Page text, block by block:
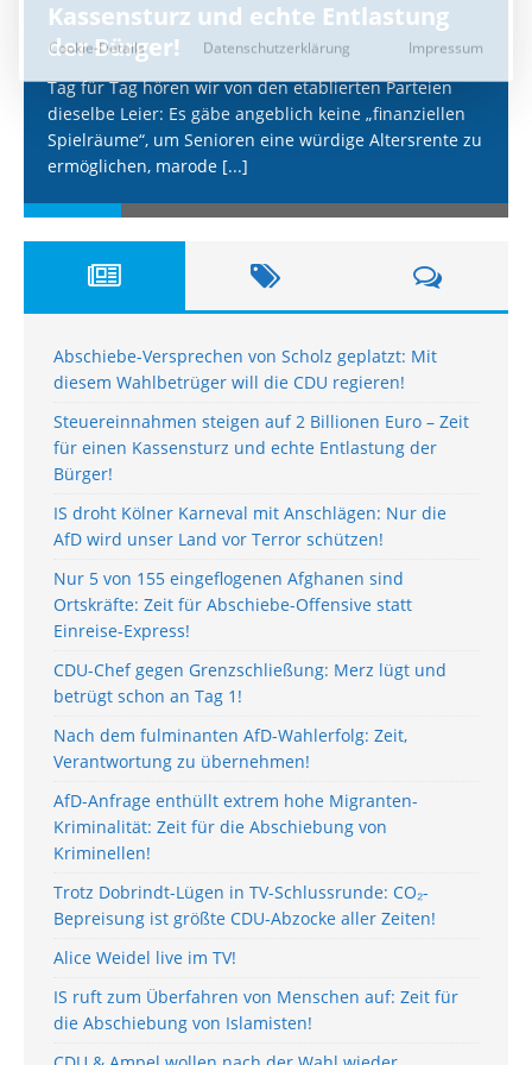
Kassensturz und echte Entlastung
der Bürger!
Tag für Tag hören wir von den etablierten Parteien
dieselbe Leier: Es gäbe angeblich keine „finanziellen
Spielräume“, um Senioren eine würdige Altersrente zu
ermöglichen, marode [...]
Abschiebe-Versprechen von Scholz geplatzt: Mit
diesem Wahlbetrüger will die CDU regieren!
Steuereinnahmen steigen auf 2 Billionen Euro – Zeit
für einen Kassensturz und echte Entlastung der
Bürger!
IS droht Kölner Karneval mit Anschlägen: Nur die
AfD wird unser Land vor Terror schützen!
Nur 5 von 155 eingeflogenen Afghanen sind
Ortskräfte: Zeit für Abschiebe-Offensive statt
Einreise-Express!
CDU-Chef gegen Grenzschließung: Merz lügt und
betrügt schon an Tag 1!
Nach dem fulminanten AfD-Wahlerfolg: Zeit,
Verantwortung zu übernehmen!
AfD-Anfrage enthüllt extrem hohe Migranten-
Kriminalität: Zeit für die Abschiebung von
Kriminellen!
Trotz Dobrindt-Lügen in TV-Schlussrunde: CO₂-
Bepreisung ist größte CDU-Abzocke aller Zeiten!
Alice Weidel live im TV!
IS ruft zum Überfahren von Menschen auf: Zeit für
die Abschiebung von Islamisten!